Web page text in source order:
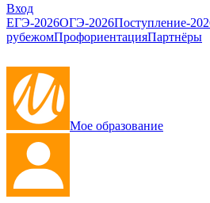
Вход
ЕГЭ-2026ОГЭ-2026Поступление-
рубежомПрофориентацияПартнёры
Мое образование